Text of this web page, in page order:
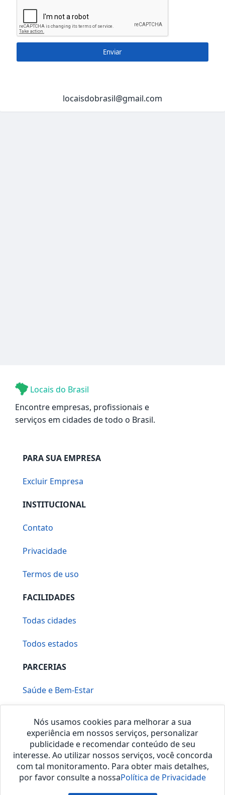
Enviar
locaisdobrasil@gmail.com
Locais do Brasil
Encontre empresas, profissionais e
serviços em cidades de todo o Brasil.
PARA SUA EMPRESA
Excluir Empresa
INSTITUCIONAL
Contato
Privacidade
Termos de uso
FACILIDADES
Todas cidades
Todos estados
PARCERIAS
Saúde e Bem-Estar
Nós usamos cookies para melhorar a sua
experiência em nossos serviços, personalizar
publicidade e recomendar conteúdo de seu
interesse. Ao utilizar nossos serviços, você concorda
com tal monitoramento. Para obter mais detalhes,
por favor consulte a nossaPolítica de Privacidade